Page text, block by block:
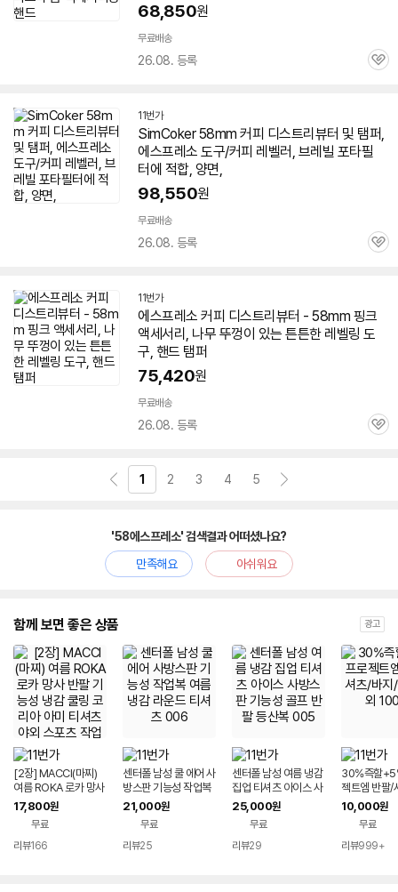
68,850원
무료배송
26.08. 등록
관
11번가
SimCoker58mm 커피 디스트리뷰터 및 탬퍼,
에스프레소 도구/커피 레벨러, 브레빌 포타필
터에 적합, 양면,
98,550원
무료배송
26.08. 등록
관
11번가
에스프레소 커피 디스트리뷰터 - 58mm 핑크
액세서리, 나무 뚜껑이 있는 튼튼한 레벨링 도
구, 핸드 탬퍼
75,420원
무료배송
26.08. 등록
관
1 2 3 4 5
'58에스프레소' 검색결과 어떠셨나요?
만족해요
아쉬워요
함께 보면 좋은 상품 광고
[2장] MACCI(마찌)
여름 ROKA 로카 망사
반팔 기능성 냉감 쿨링
코리아 아미 티셔츠 야
외 스포츠 작업복
17,800원
무료
리뷰166
센터폴 남성 쿨 에어 사
방스판 기능성 작업복
여름 냉감 라운드 티셔
츠 006
21,000원
무료
리뷰25
센터폴 남성 여름 냉감
집업 티셔츠 아이스 사
방스판 기능성 골프 반
팔 등산복 005
25,000원
무료
리뷰29
30%즉할
젝트엠 반팔/
지/아우터 외
10,000원
무료
리뷰999+